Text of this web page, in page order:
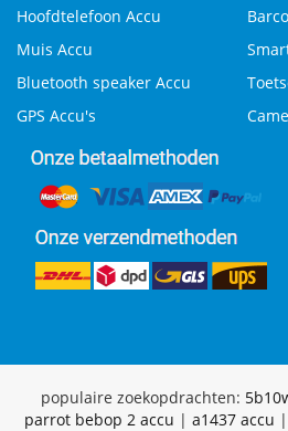
Hoofdtelefoon Accu
Muis Accu
Bluetooth speaker Accu
GPS Accu's
populaire zoekopdrachten:
parrot bebop 2 accu | a1437 accu |